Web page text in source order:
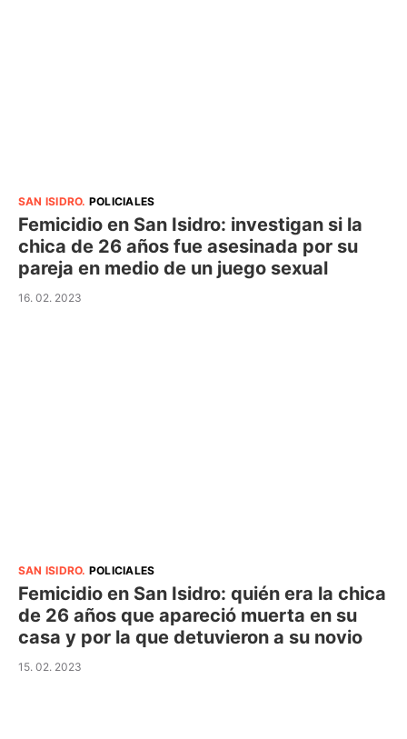
SAN ISIDRO. POLICIALES
Femicidio en San Isidro: investigan si la
chica de 26 años fue asesinada por su
pareja en medio de un juego sexual
16. 02. 2023
SAN ISIDRO. POLICIALES
Femicidio en San Isidro: quién era la chica
de 26 años que apareció muerta en su
casa y por la que detuvieron a su novio
15. 02. 2023